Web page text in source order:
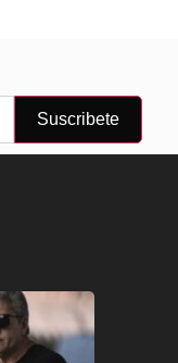
Suscribete